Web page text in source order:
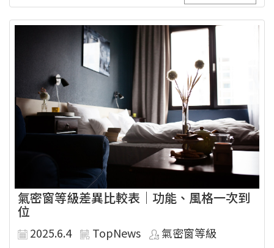
氣密窗等級差異比較表｜功能、風格一次到
位
2025.6.4 TopNews
氣密窗等級